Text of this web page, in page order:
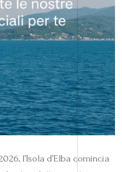
l’Isola d’Elba comincia